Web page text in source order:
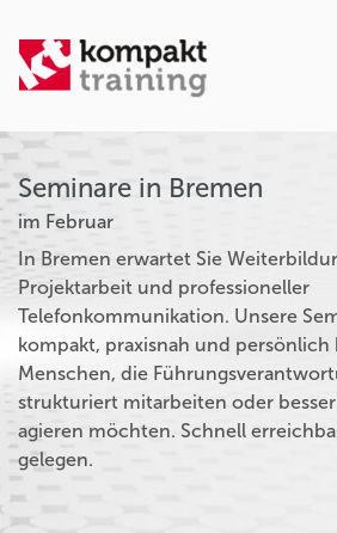
Seminare in Bremen
im Februar
In Bremen erwartet Sie
Projektarbeit und professioneller
Telefonkommunikation. Unsere
kompakt, praxisnah und
Menschen, die
strukturiert mitarbeiten oder
agieren möchten. Schnell
gelegen.